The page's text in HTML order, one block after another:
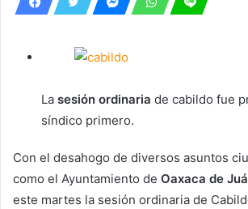
La sesión ordinaria de cabildo fue
síndico primero.
Con el desahogo de diversos asuntos
como el Ayuntamiento de Oaxaca de
este martes la sesión ordinaria de